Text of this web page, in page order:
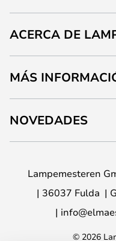
ACERCA DE
MÁS
NOVEDADES
Lampemesteren
36037 Fulda
© 2026